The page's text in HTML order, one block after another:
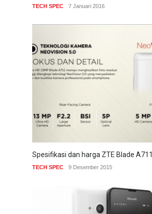
TECH SPEC 7 Januari 2016
Spesifikasi dan harga ZTE Blade A711
TECH SPEC 9 Desember 2015